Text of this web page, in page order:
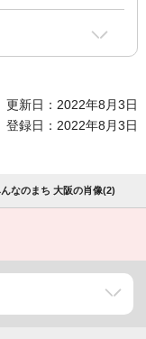
更新日：2022年8月3日
登録日：2022年8月3日
なのまち 大阪の肖像(2)